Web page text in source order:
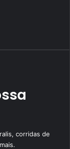
corridas de